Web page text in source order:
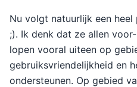
Nu volgt natuurlijk een
;). Ik denk dat ze allen
lopen vooral uiteen op
gebruiksvriendelijkheid en
ondersteunen. Op gebied